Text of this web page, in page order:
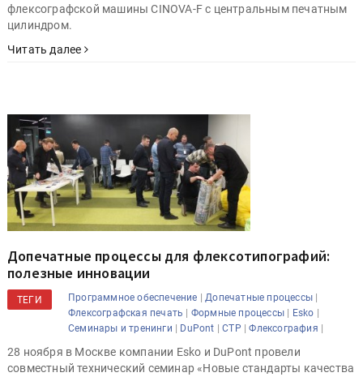
флексографской машины CINOVA-F с центральным печатным
цилиндром.
Читать далее
Допечатные процессы для флексотипографий:
полезные инновации
ТЕГИ Программное обеспечение | Допечатные процессы |
Флексографская печать | Формные процессы | Esko |
Семинары и тренинги | DuPont |CTP |Флексография |
28 ноября в Москве компании Esko и DuPont провели
совместный технический семинар «Новые стандарты качества